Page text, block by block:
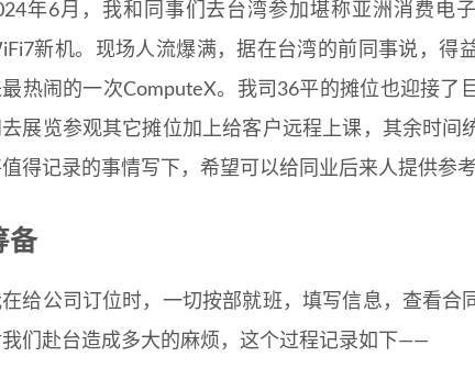
年6月，我和同事们去台湾参加堪称亚洲消费电
新机。现场人流爆满，据在台湾的前同事说，得
热闹的一次ComputeX。我司36平的摊位也迎接了
展览参观其它摊位加上给客户远程上课，其余时间
得记录的事情写下，希望可以给同业后来人提供参考
备
给公司订位时，一切按部就班，填写信息，查看合
们赴台造成多大的麻烦，这个过程记录如下——